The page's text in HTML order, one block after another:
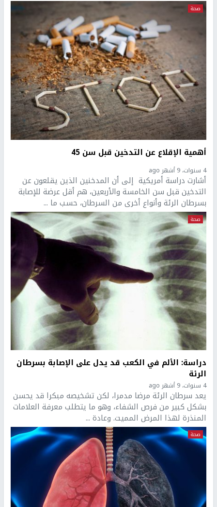
صحة
أهمية الإقلاع عن التدخين قبل سن 45
4 سنوات، 9 أشهر ago
أشارت دراسة أمريكية إلى أن المدخنين الذين يقلعون عن
التدخين قبل سن الخامسة والأربعين، هم أقل عرضة للإصابة
بسرطان الرئة وأنواع أخرى من السرطان، حسب ما ...
صحة
دراسة: الألم في الكعب قد يدل على الإصابة بسرطان
الرئة
4 سنوات، 9 أشهر ago
يعد سرطان الرئة مرضا مدمرا، لكن تشخيصه مبكرا قد يحسن
بشكل كبير من فرص الشفاء، وهو ما يتطلب معرفة العلامات
المنذرة لهذا المرض المميت. وعادة ...
صحة